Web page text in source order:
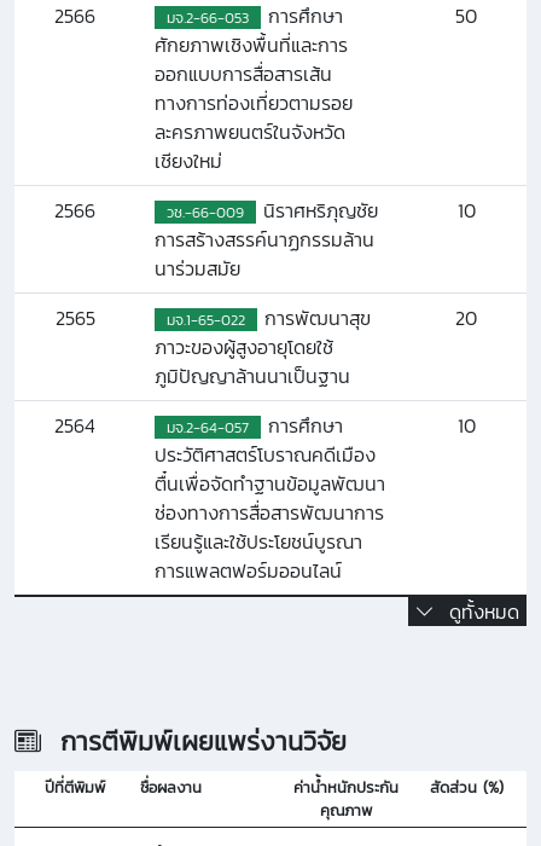
2566 มจ.2-66-053
การศึกษา
ศักยภาพเชิงพื้นที่และการ
ออกแบบการสื่อสารเส้น
ทางการท่องเที่ยวตามรอย
ละครภาพยนตร์ในจังหวัด
เชียงใหม่
50
2566 วช.-66-009
นิราศหริภุญชัย
การสร้างสรรค์นาฏกรรมล้าน
นาร่วมสมัย
10
2565 มจ.1-65-022
การพัฒนาสุข
ภาวะของผู้สูงอายุโดยใช้
ภูมิปัญญาล้านนาเป็นฐาน
20
2564 มจ.2-64-057
การศึกษา
ประวัติศาสตร์โบราณคดีเมือง
ตื๋นเพื่อจัดทำฐานข้อมูลพัฒนา
ช่องทางการสื่อสารพัฒนาการ
เรียนรู้และใช้ประโยชน์บูรณา
การแพลตฟอร์มออนไลน์
10
ดูทั้งหมด
การตีพิมพ์เผยแพร่งานวิจัย
ปีที่ตีพิมพ์ ชื่อผลงาน
ค่าน้ำหนักประกัน
คุณภาพ
สัดส่วน (%)